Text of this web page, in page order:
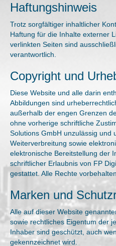
Haftungshinweis
Trotz sorgfältiger inhaltlicher
Haftung für die Inhalte externer
verlinkten Seiten sind
verantwortlich.
Copyright und
Diese Website und alle darin
Abbildungen sind
außerhalb der engen Grenzen
ohne vorherige schriftliche
Solutions GmbH unzulässig und
Weiterverbreitung sowie
elektronische Bereitstellung der
schriftlicher Erlaubnis von FP
gestattet. Alle Rechte vorbehalten.
Marken und
Alle auf dieser Website
sowie rechtliches Eigentum der
Inhaber sind geschützt, auch
gekennzeichnet wird.